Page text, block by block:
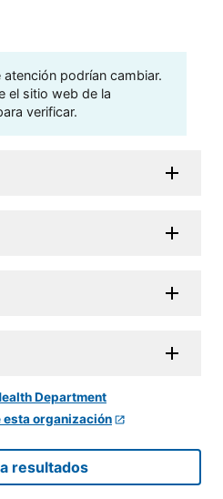
atención podrían cambiar.
el sitio web de la
verificar.
organización
resultados